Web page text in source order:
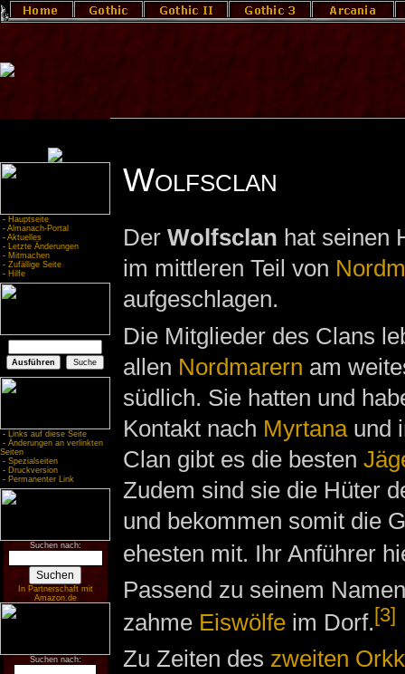
- Hauptseite
- Almanach-Portal
- Aktuelles
- Letzte Änderungen
- Mitmachen
- Zufällige Seite
- Hilfe
- Links auf diese Seite
- Änderungen an verlinkten
Seiten
- Spezialseiten
- Druckversion
- Permanenter Link
Suchen nach:
In Partnerschaft mit
Amazon.de
Suchen nach:
Wolfsclan
Der Wolfsclan hat seinen
im mittleren Teil von
aufgeschlagen.
Die Mitglieder des Clans
allen Nordmarern am
südlich. Sie hatten und
Kontakt nach Myrtanaund
Clan gibt es die besten
Zudem sind sie die Hüter
und bekommen somit die
ehesten mit. Ihr Anführer
Passend zu seinem
zahme Eiswölfeim Dorf.[3]
Zu Zeiten des zweiten